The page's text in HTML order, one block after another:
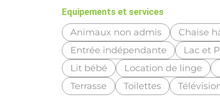
Equipements et services
Animaux non admis Chaise
Entrée indépendante
Lac et
Lit bébé
Location de linge
Terrasse
Toilettes